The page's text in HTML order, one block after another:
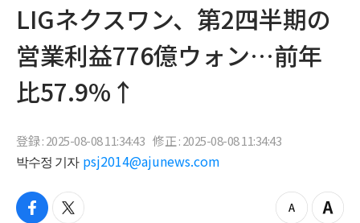
LIGネクスワン、第2四半期の
営業利益776億ウォン…前年
比57.9%↑
登録 : 2025-08-08 11:34:43 修正 : 2025-08-08 11:34:43
박수정 기자 psj2014@ajunews.com
f
t
z
Z